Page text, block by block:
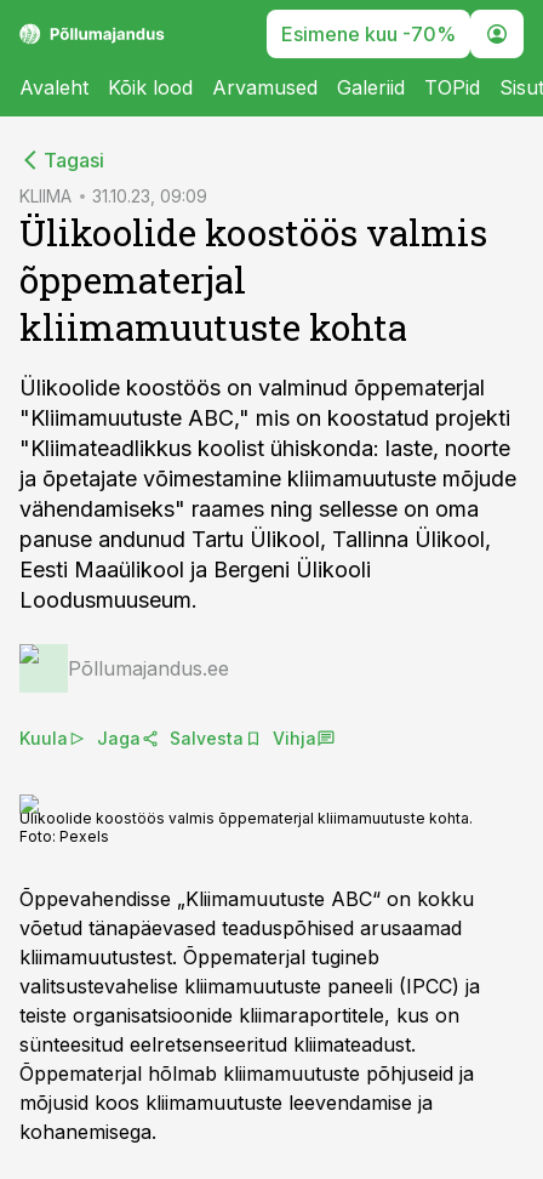
Esimene kuu -70%
Avaleht Kõik lood Arvamused Galeriid TOPid
Tagasi
KLIIMA 31.10.23, 09:09
Ülikoolide koostöös valmis
õppematerjal
kliimamuutuste kohta
Ülikoolide koostöös on valminud õppematerjal
"Kliimamuutuste ABC," mis on koostatud projekti
"Kliimateadlikkus koolist ühiskonda: laste, noorte
ja õpetajate võimestamine kliimamuutuste mõjude
vähendamiseks" raames ning sellesse on oma
panuse andunud Tartu Ülikool, Tallinna Ülikool,
Eesti Maaülikool ja Bergeni Ülikooli
Loodusmuuseum.
Põllumajandus.ee
Kuula Jaga Salvesta Vihja
Ülikoolide koostöös valmis õppematerjal kliimamuutuste kohta.
Foto: Pexels
Õppevahendisse „Kliimamuutuste ABC“ on kokku
võetud tänapäevased teaduspõhised arusaamad
kliimamuutustest. Õppematerjal tugineb
valitsustevahelise kliimamuutuste paneeli (IPCC) ja
teiste organisatsioonide kliimaraportitele, kus on
sünteesitud eelretsenseeritud kliimateadust.
Õppematerjal hõlmab kliimamuutuste põhjuseid ja
mõjusid koos kliimamuutuste leevendamise ja
kohanemisega.